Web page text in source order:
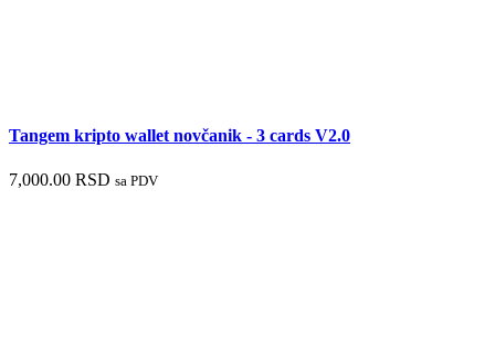
Tangem kripto wallet novčanik - 3 cards V2.0
7,000.00 RSD sa PDV